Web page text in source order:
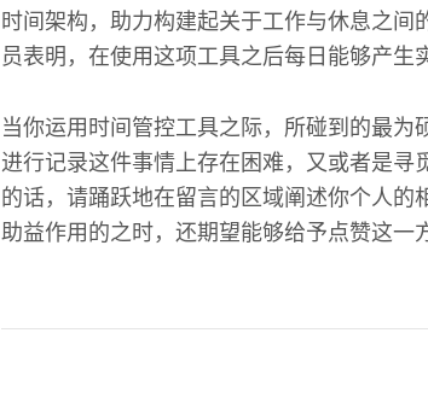
时间架构，助力构建起关于工作与休息之
员表明，在使用这项工具之后每日能够产生
当你运用时间管控工具之际，所碰到的最
进行记录这件事情上存在困难，又或者是
的话，请踊跃地在留言的区域阐述你个人
助益作用的之时，还期望能够给予点赞这一